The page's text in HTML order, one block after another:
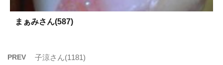
まぁみさん(587)
PREV 子涼さん(1181)